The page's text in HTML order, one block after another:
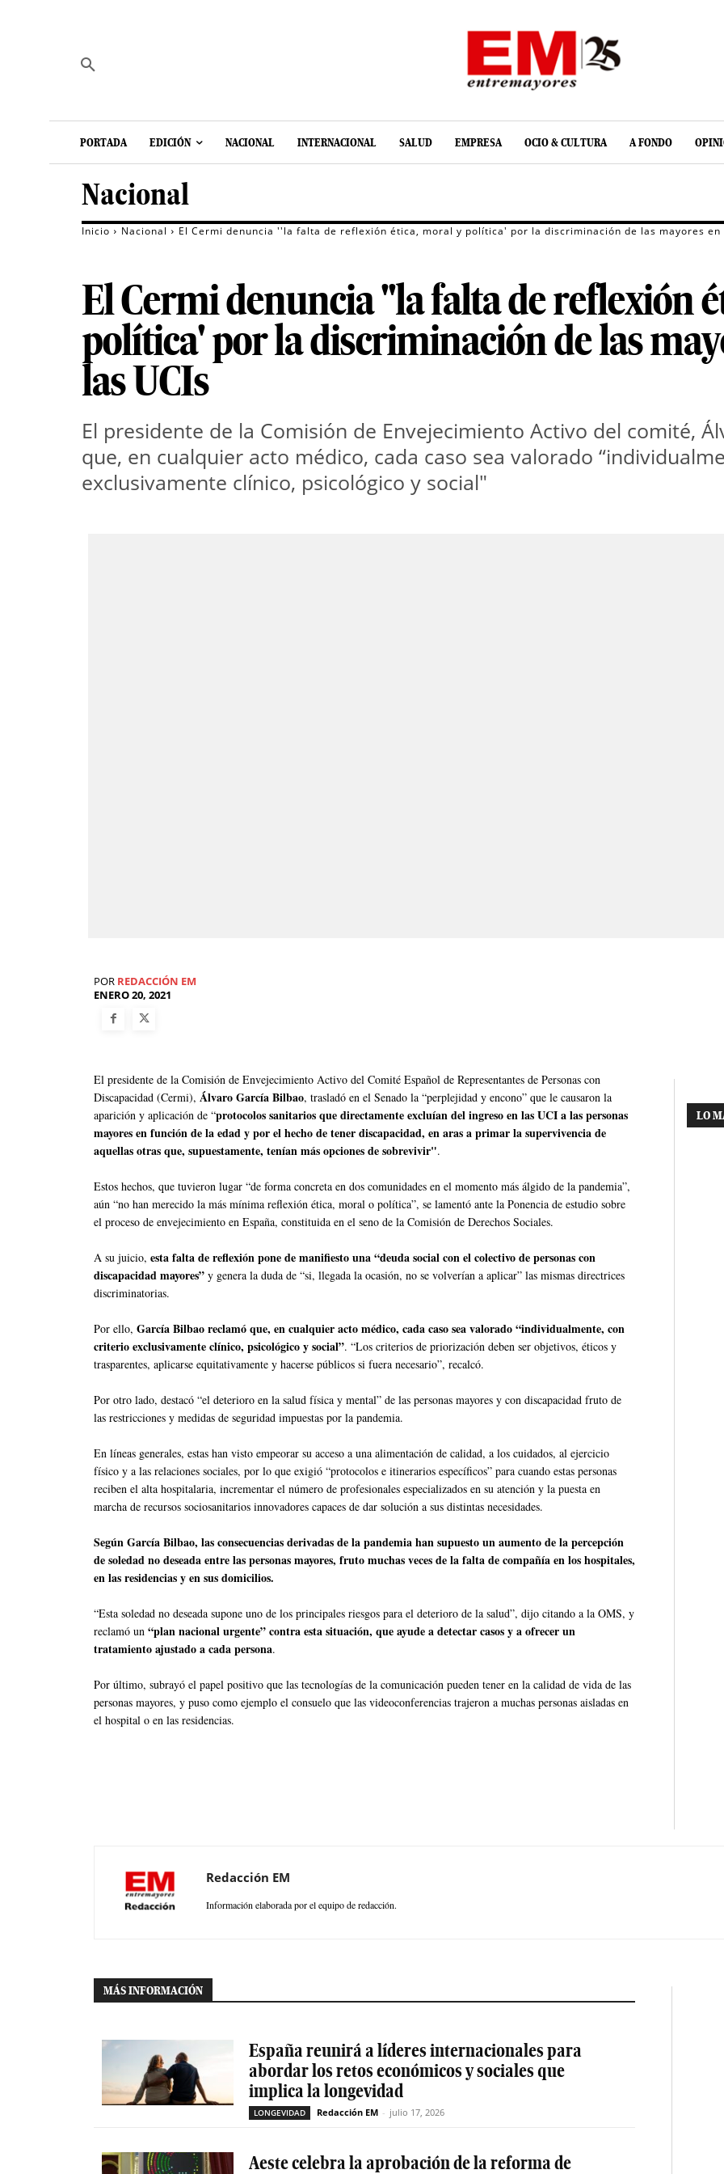
PORTADA EDICIÓN NACIONAL INTERNACIONAL SALUD EMPRESA OCIO & CULTURA A FONDO
Nacional
Inicio Nacional El Cermi denuncia ''la falta de reflexión ética, moral y política' por la discriminación de las mayores en
El Cermi denuncia ''la falta de reflexión
política' por la discriminación de las
las UCIs
El presidente de la Comisión de Envejecimiento Activo del comité,
que, en cualquier acto médico, cada caso sea valorado
exclusivamente clínico, psicológico y social"
POR REDACCIÓN EM
ENERO 20, 2021
El presidente de la Comisión de Envejecimiento Activo del Comité Español de Representantes de Personas con
Discapacidad (Cermi), Álvaro García Bilbao, trasladó en el Senado la “perplejidad y encono” que le causaron la
aparición y aplicación de “protocolos sanitarios que directamente excluían del ingreso en las UCI a las personas
mayores en función de la edad y por el hecho de tener discapacidad, en aras a primar la supervivencia de
aquellas otras que, supuestamente, tenían más opciones de sobrevivir".
Estos hechos, que tuvieron lugar “de forma concreta en dos comunidades en el momento más álgido de la pandemia”,
aún “no han merecido la más mínima reflexión ética, moral o política”, se lamentó ante la Ponencia de estudio sobre
el proceso de envejecimiento en España, constituida en el seno de la Comisión de Derechos Sociales.
A su juicio, esta falta de reflexión pone de manifiesto una “deuda social con el colectivo de personas con
discapacidad mayores” y genera la duda de “si, llegada la ocasión, no se volverían a aplicar” las mismas directrices
discriminatorias.
Por ello, García Bilbao reclamó que, en cualquier acto médico, cada caso sea valorado “individualmente, con
criterio exclusivamente clínico, psicológico y social”. “Los criterios de priorización deben ser objetivos, éticos y
trasparentes, aplicarse equitativamente y hacerse públicos si fuera necesario”, recalcó.
Por otro lado, destacó “el deterioro en la salud física y mental” de las personas mayores y con discapacidad fruto de
las restricciones y medidas de seguridad impuestas por la pandemia.
En líneas generales, estas han visto empeorar su acceso a una alimentación de calidad, a los cuidados, al ejercicio
físico y a las relaciones sociales, por lo que exigió “protocolos e itinerarios específicos” para cuando estas personas
reciben el alta hospitalaria, incrementar el número de profesionales especializados en su atención y la puesta en
marcha de recursos sociosanitarios innovadores capaces de dar solución a sus distintas necesidades.
Según García Bilbao, las consecuencias derivadas de la pandemia han supuesto un aumento de la percepción
de soledad no deseada entre las personas mayores, fruto muchas veces de la falta de compañía en los hospitales,
en las residencias y en sus domicilios.
“Esta soledad no deseada supone uno de los principales riesgos para el deterioro de la salud”, dijo citando a la OMS, y
reclamó un “plan nacional urgente” contra esta situación, que ayude a detectar casos y a ofrecer un
tratamiento ajustado a cada persona.
Por último, subrayó el papel positivo que las tecnologías de la comunicación pueden tener en la calidad de vida de las
personas mayores, y puso como ejemplo el consuelo que las videoconferencias trajeron a muchas personas aisladas en
el hospital o en las residencias.
LO
Redacción EM
Información elaborada por el equipo de redacción.
MÁS INFORMACIÓN
España reunirá a líderes internacionales para
abordar los retos económicos y sociales que
implica la longevidad
LONGEVIDAD Redacción EM - julio 17, 2026
Aeste celebra la aprobación de la reforma de